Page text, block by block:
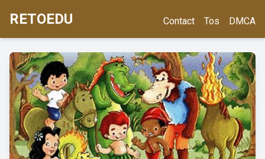
RETOEDU Contact Tos DMCA